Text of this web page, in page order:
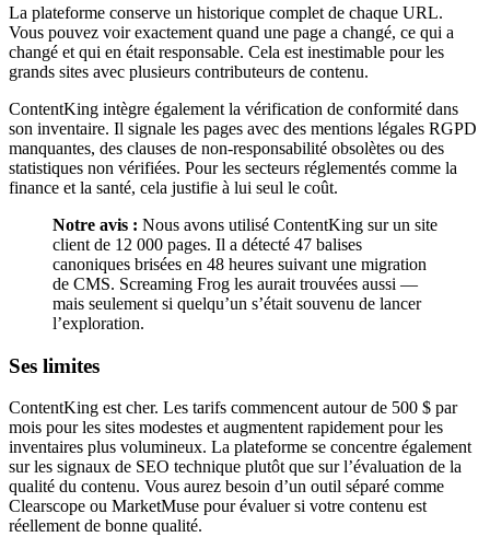
La plateforme conserve un historique complet de chaque URL.
Vous pouvez voir exactement quand une page a changé, ce qui a
changé et qui en était responsable. Cela est inestimable pour les
grands sites avec plusieurs contributeurs de contenu.
ContentKing intègre également la vérification de conformité dans
son inventaire. Il signale les pages avec des mentions légales RGPD
manquantes, des clauses de non-responsabilité obsolètes ou des
statistiques non vérifiées. Pour les secteurs réglementés comme la
finance et la santé, cela justifie à lui seul le coût.
Notre avis : Nous avons utilisé ContentKing sur un site
client de 12 000 pages. Il a détecté 47 balises
canoniques brisées en 48 heures suivant une migration
de CMS. Screaming Frog les aurait trouvées aussi —
mais seulement si quelqu’un s’était souvenu de lancer
l’exploration.
Ses limites
ContentKing est cher. Les tarifs commencent autour de 500 $ par
mois pour les sites modestes et augmentent rapidement pour les
inventaires plus volumineux. La plateforme se concentre également
sur les signaux de SEO technique plutôt que sur l’évaluation de la
qualité du contenu. Vous aurez besoin d’un outil séparé comme
Clearscope ou MarketMuse pour évaluer si votre contenu est
réellement de bonne qualité.